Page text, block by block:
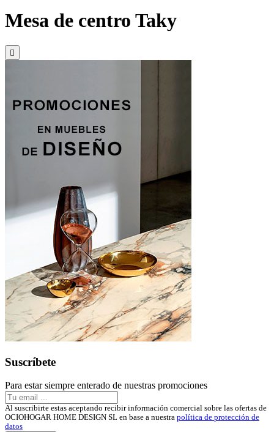
Mesa de centro Taky

Suscríbete
Para estar siempre enterado de nuestras promociones
Al suscribirte estas aceptando recibir información comercial sobre las ofertas de
OCIOHOGAR HOME DESIGN SL en base a nuestra política de protección de
datos